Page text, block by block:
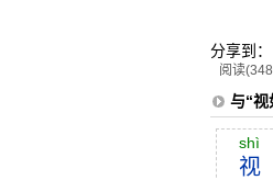
分享到：
阅读
与“视
shì
视